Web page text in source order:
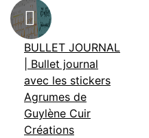
BULLET JOURNAL
| Bullet journal
avec les stickers
Agrumes de
Guylène Cuir
Créations